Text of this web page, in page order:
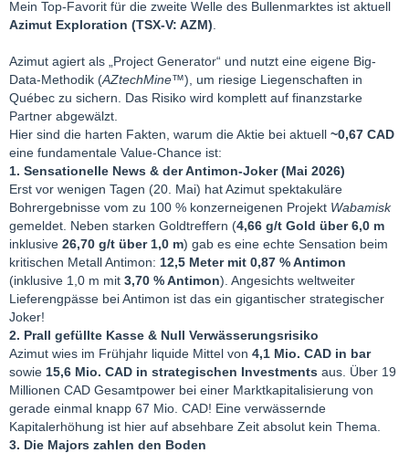
Mein Top-Favorit für die zweite Welle des Bullenmarktes ist aktuell
Azimut Exploration (TSX-V: AZM)
Azimut agiert als „Project Generator“ und nutzt eine eigene Big-
Data-Methodik (AZtechMine™), um riesige Liegenschaften in
Québec zu sichern. Das Risiko wird komplett auf finanzstarke
Partner abgewälzt.
Hier sind die harten Fakten, warum die Aktie bei aktuell ~0,67 CAD
eine fundamentale Value-Chance ist:
1. Sensationelle News & der Antimon-Joker (Mai 2026)
Erst vor wenigen Tagen (20. Mai) hat Azimut spektakuläre
Bohrergebnisse vom zu 100 % konzerneigenen Projekt Wabamisk
gemeldet. Neben starken Goldtreffern (4,66 g/t Gold über 6,0 m
inklusive 26,70 g/t über 1,0 m) gab es eine echte Sensation beim
kritischen Metall Antimon: 12,5 Meter mit 0,87 % Antimon
(inklusive 1,0 m mit 3,70 % Antimon). Angesichts weltweiter
Lieferengpässe bei Antimon ist das ein gigantischer strategischer
Joker!
2. Prall gefüllte Kasse & Null Verwässerungsrisiko
Azimut wies im Frühjahr liquide Mittel von 4,1 Mio. CAD in bar
sowie 15,6 Mio. CAD in strategischen Investments aus. Über 19
Millionen CAD Gesamtpower bei einer Marktkapitalisierung von
gerade einmal knapp 67 Mio. CAD! Eine verwässernde
Kapitalerhöhung ist hier auf absehbare Zeit absolut kein Thema.
3. Die Majors zahlen den Boden